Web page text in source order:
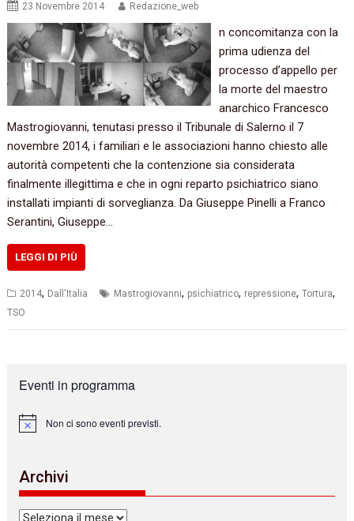
23 Novembre 2014 Redazione_web
n concomitanza con la
prima udienza del
processo d’appello per
la morte del maestro
anarchico Francesco
Mastrogiovanni, tenutasi presso il Tribunale di Salerno il 7
novembre 2014, i familiari e le associazioni hanno chiesto alle
autorità competenti che la contenzione sia considerata
finalmente illegittima e che in ogni reparto psichiatrico siano
installati impianti di sorveglianza. Da Giuseppe Pinelli a Franco
Serantini, Giuseppe…
LEGGI DI PIÙ
2014, Dall'Italia Mastrogiovanni, psichiatrico, repressione,Tortura,
TSO
Eventi in programma
N
c
e
Non ci sono eventi previsti.
Archivi
Archivi